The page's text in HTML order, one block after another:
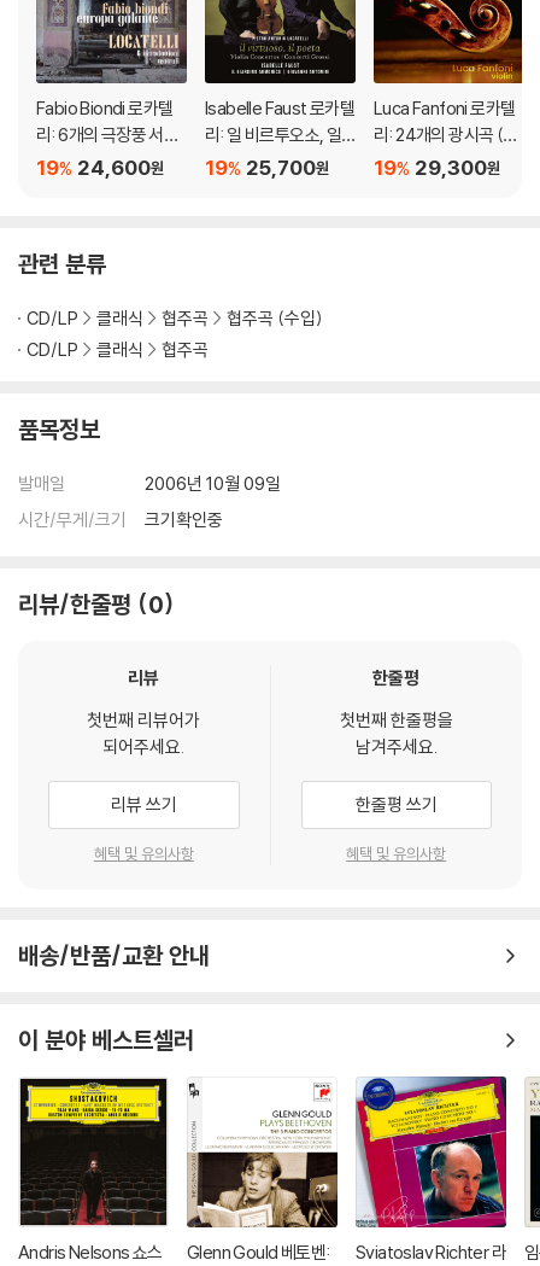
Fabio Biondi 로카텔
리: 6개의 극장풍 서곡,
바이올린 협주곡 A장
hi)
24,600원
19%
Isabelle Faust 로카텔
리: 일 비르투오소, 일
포에타 (Locatelli:l Vir
25,700원
19%
Luca Fanfoni 로카텔
리: 24개의 광시곡 (Lo
catelli: 24 Capricci O
29,300원
19%
관련 분류
CD/LP 클래식 협주곡
협주곡 (수입)
CD/LP
클래식 협주곡
품목정보
발매일
2006년 10월 09일
시간/무게/크기
크기확인중
리뷰/한줄평 0
리뷰
첫번째 리뷰어가
되어주세요.
리뷰 쓰기
혜택 및 유의사항
한줄평
첫번째 한줄평을
남겨주세요.
한줄평 쓰기
혜택 및 유의사항
배송/반품/교환 안내
이 분야 베스트셀러
Andris Nelsons 쇼스
Glenn Gould 베토벤:
Sviatoslav Richter 라